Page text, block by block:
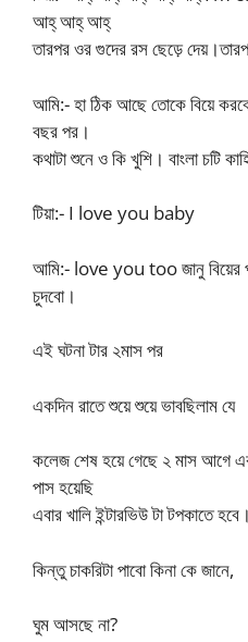
আহ্ আহ্ আহ্
তারপর ওর গুদের রস ছেড়ে
আমি:- হা ঠিক আছে তোকে বিয়ে
বছর পর।
কথাটা শুনে ও কি খুশি। বাংলা চটি
টিয়া:- I love you baby
আমি:- love you too জানু বিয়ের
চুদবো।
এই ঘটনা টার ২মাস পর
একদিন রাতে শুয়ে শুয়ে ভাবছিলাম যে
কলেজ শেষ হয়ে গেছে ২ মাস আগে
পাস হয়েছি
এবার খালি ইন্টারভিউ টা টপকাতে হবে।
কিন্তু চাকরিটা পাবো কিনা কে জানে,
ঘুম আসছে না?